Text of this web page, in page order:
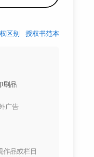
区别 授权书范本
刷品
广告
作品或栏目